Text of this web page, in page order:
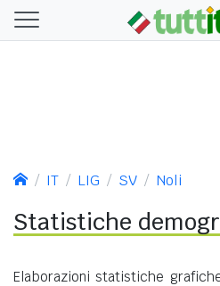
IT LIG SV Noli
Statistiche
Elaborazioni statistiche